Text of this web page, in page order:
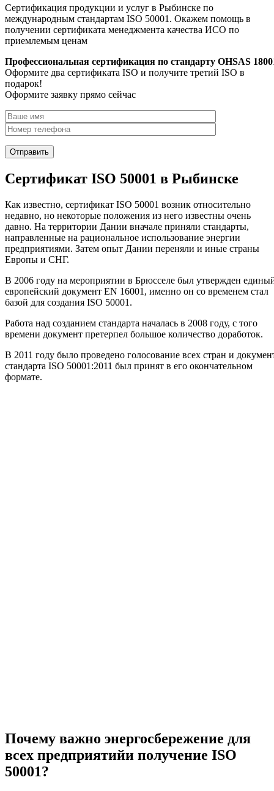
Сертификация продукции и услуг в Рыбинске по
международным стандартам ISO 50001. Окажем помощь в
получении сертификата менеджмента качества ИСО по
приемлемым ценам
Профессиональная сертификация по стандарту OHSAS
Оформите два сертификата ISO и получите третий ISO в
подарок!
Оформите заявку прямо сейчас
Сертификат ISO 50001 в Рыбинске
Как известно, сертификат ISO 50001 возник относительно
недавно, но некоторые положения из него известны очень
давно. На территории Дании вначале приняли стандарты,
направленные на рациональное использование энергии
предприятиями. Затем опыт Дании переняли и иные страны
Европы и СНГ.
В 2006 году на мероприятии в Брюсселе был утвержден
европейский документ EN 16001, именно он со временем стал
базой для создания ISO 50001.
Работа над созданием стандарта началась в 2008 году, с того
времени документ претерпел большое количество доработок.
В 2011 году было проведено голосование всех стран и
стандарта ISO 50001:2011 был принят в его окончательном
формате.
Почему важно энергосбережение для
всех предприятийи получение ISO
50001?